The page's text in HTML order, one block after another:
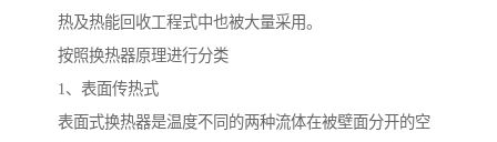
热及热能回收工程式中也被大量采用。
按照换热器原理进行分类
1、表面传热式
表面式换热器是温度不同的两种流体在被壁面分开的空